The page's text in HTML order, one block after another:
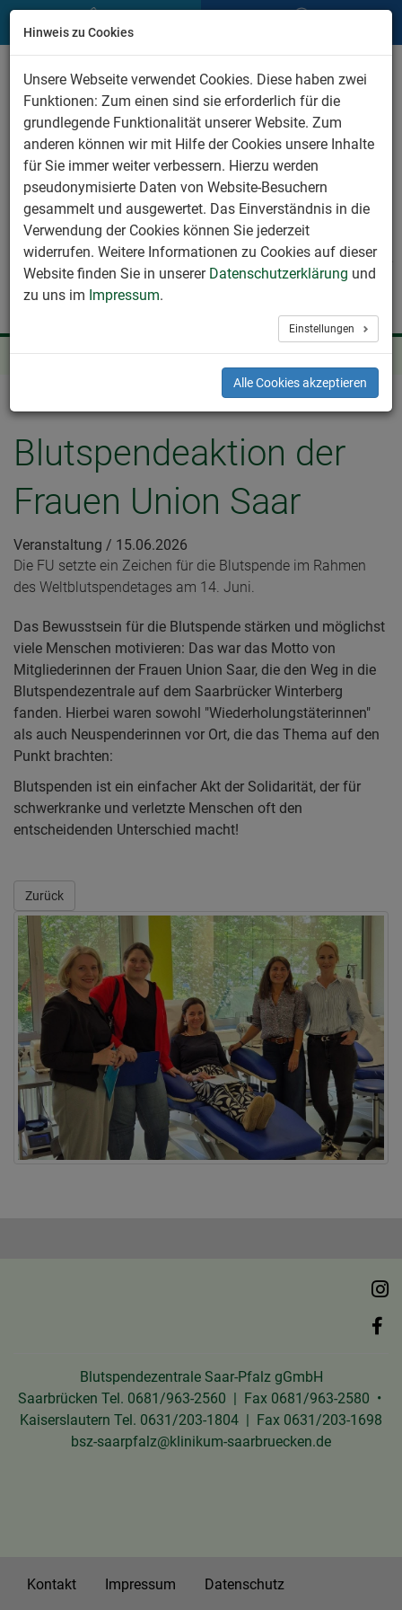
Startseite Aktuelles Aktuelles Detail
Blutspendeaktion der
Frauen Union Saar
Veranstaltung / 15.06.2026
Die FU setzte ein Zeichen für die Blutspende im Rahmen
des Weltblutspendetages am 14. Juni.
Das Bewusstsein für die Blutspende stärken und möglichst
viele Menschen motivieren: Das war das Motto von
Mitgliederinnen der Frauen Union Saar, die den Weg in die
Blutspendezentrale auf dem Saarbrücker Winterberg
fanden. Hierbei waren sowohl "Wiederholungstäterinnen"
als auch Neuspenderinnen vor Ort, die das Thema auf den
Punkt brachten:
Blutspenden ist ein einfacher Akt der Solidarität, der für
schwerkranke und verletzte Menschen oft den
entscheidenden Unterschied macht!
Zurück
Blutspendezentrale Saar-Pfalz gGmbH
Saarbrücken Tel. 0681/963-2560 | Fax 0681/963-2580 •
Kaiserslautern Tel. 0631/203-1804 | Fax 0631/203-1698
bsz-saarpfalz
klinikum-saarbruecken.de
Kontakt Impressum Datenschutz
Hinweis zu Cookies
Unsere Webseite verwendet Cookies. Diese haben zwei
Funktionen: Zum einen sind sie erforderlich für die
grundlegende Funktionalität unserer Website. Zum
anderen können wir mit Hilfe der Cookies unsere Inhalte
für Sie immer weiter verbessern. Hierzu werden
pseudonymisierte Daten von Website-Besuchern
gesammelt und ausgewertet. Das Einverständnis in die
Verwendung der Cookies können Sie jederzeit
widerrufen. Weitere Informationen zu Cookies auf dieser
Website finden Sie in unserer Datenschutzerklärung und
zu uns im Impressum.
Einstellungen
Alle Cookies akzeptieren